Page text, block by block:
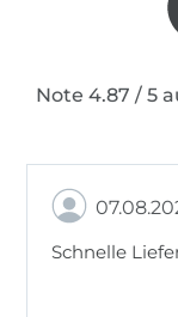
Note 4.87 / 5
Schnelle